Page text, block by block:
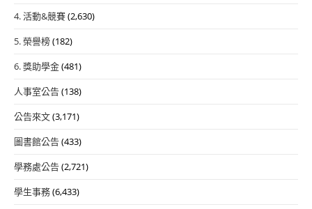
4. 活動&競賽(2,630)
5. 榮譽榜(182)
6. 獎助學金(481)
人事室公告(138)
公告來文(3,171)
圖書館公告(433)
學務處公告(2,721)
學生事務(6,433)